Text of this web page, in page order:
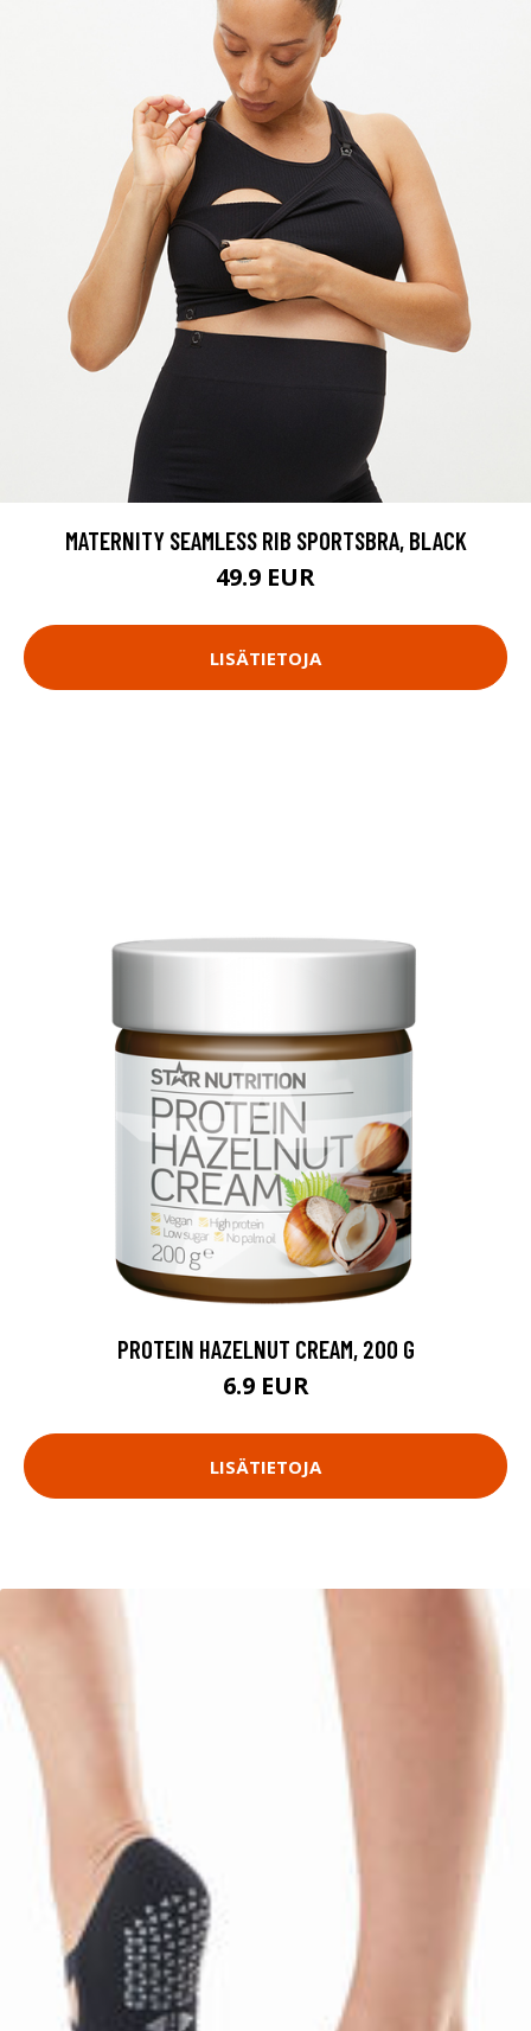
MATERNITY SEAMLESS RIB SPORTSBRA, BLACK
49.9 EUR
LISÄTIETOJA
PROTEIN HAZELNUT CREAM, 200 G
6.9 EUR
LISÄTIETOJA